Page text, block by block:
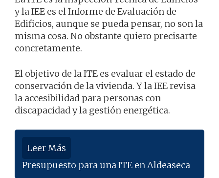
y la IEE es el Informe de Evaluación de
Edificios, aunque se pueda pensar, no son la
misma cosa. No obstante quiero precisarte
concretamente.
El objetivo de la ITE es evaluar el estado de
conservación de la vivienda. Y la IEE revisa
la accesibilidad para personas con
discapacidad y la gestión energética.
Leer Más
Presupuesto para una ITE en Aldeaseca